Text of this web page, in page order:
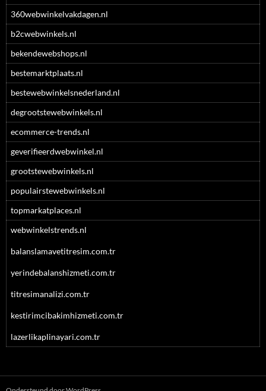
360webwinkelvakdagen.nl
b2cwebwinkels.nl
bekendewebshops.nl
bestemarktplaats.nl
bestewebwinkelsnederland.nl
degrootstewebwinkels.nl
ecommerce-trends.nl
geverifieerdwebwinkel.nl
grootstewebwinkels.nl
populairstewebwinkels.nl
topmarkatplaces.nl
webwinkelstrends.nl
balanslamavetitresim.com.tr
yerindebalanshizmeti.com.tr
titresimanalizi.com.tr
kestirimcibakimhizmeti.com.tr
lazerlikaplinayari.com.tr